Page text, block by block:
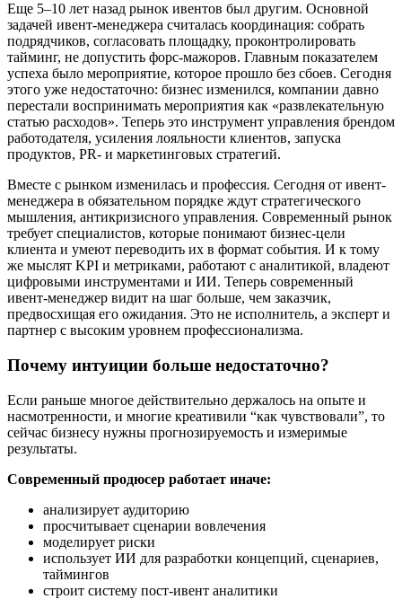
Еще 5–10 лет назад рынок ивентов был другим. Основной
задачей ивент-менеджера считалась координация: собрать
подрядчиков, согласовать площадку, проконтролировать
тайминг, не допустить форс-мажоров. Главным показателем
успеха было мероприятие, которое прошло без сбоев. Сегодня
этого уже недостаточно: бизнес изменился, компании давно
перестали воспринимать мероприятия как «развлекательную
статью расходов». Теперь это инструмент управления брендом
работодателя, усиления лояльности клиентов, запуска
продуктов, PR- и маркетинговых стратегий.
Вместе с рынком изменилась и профессия. Сегодня от ивент-
менеджера в обязательном порядке ждут стратегического
мышления, антикризисного управления. Современный рынок
требует специалистов, которые понимают бизнес-цели
клиента и умеют переводить их в формат события. И к тому
же мыслят KPI и метриками, работают с аналитикой, владеют
цифровыми инструментами и ИИ. Теперь современный
ивент-менеджер видит на шаг больше, чем заказчик,
предвосхищая его ожидания. Это не исполнитель, а эксперт и
партнер с высоким уровнем профессионализма.
Почему интуиции больше недостаточно?
Если раньше многое действительно держалось на опыте и
насмотренности, и многие креативили “как чувствовали”, то
сейчас бизнесу нужны прогнозируемость и измеримые
результаты.
Современный продюсер работает иначе:
анализирует аудиторию
просчитывает сценарии вовлечения
моделирует риски
использует ИИ для разработки концепций, сценариев,
таймингов
строит систему пост-ивент аналитики